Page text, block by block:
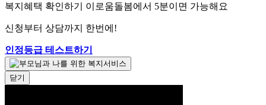
복지혜택 확인하기 이로움돌봄에서 5분이면 가능해요
신청부터 상담까지 한번에!
인정등급 테스트하기
닫기